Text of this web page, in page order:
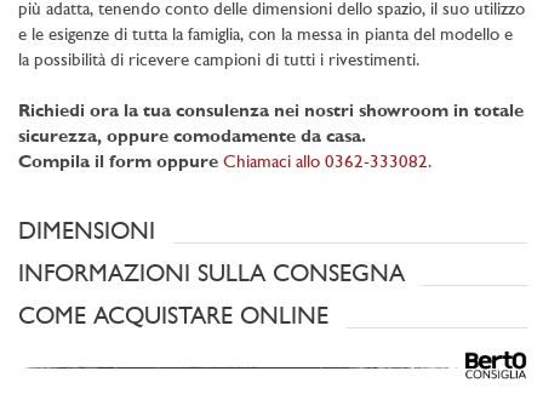
più adatta, tenendo conto delle dimensioni dello spazio, il suo utilizzo
e le esigenze di tutta la famiglia, con la messa in pianta del modello e
la possibilità di ricevere campioni di tutti i rivestimenti.
Richiedi ora la tua consulenza nei nostri showroom in totale
sicurezza, oppure comodamente da casa.
Compila il form oppure Chiamaci allo 0362-333082.
DIMENSIONI
INFORMAZIONI SULLA CONSEGNA
COME ACQUISTARE ONLINE